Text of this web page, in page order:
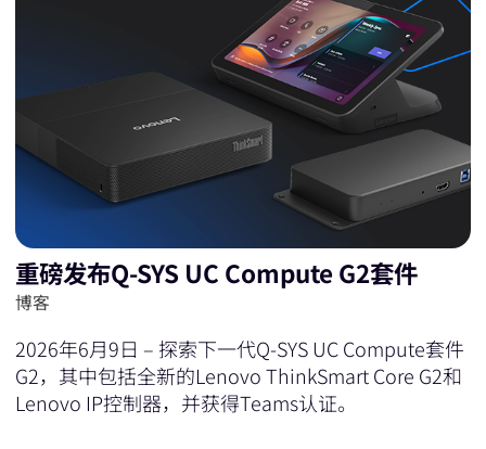
重磅发布Q-SYS UC Compute G2套件
博客
2026年6月9日 – 探索下一代Q-SYS UC Compute套件
G2，其中包括全新的Lenovo ThinkSmart Core G2和
Lenovo IP控制器，并获得Teams认证。